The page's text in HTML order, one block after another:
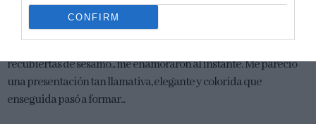
CONFIRM
sésamo y naranja
recubiertas de sésamo... me enamoraron al instante. Me pareció
una presentación tan llamativa, elegante y colorida que
enseguida pasó a formar...